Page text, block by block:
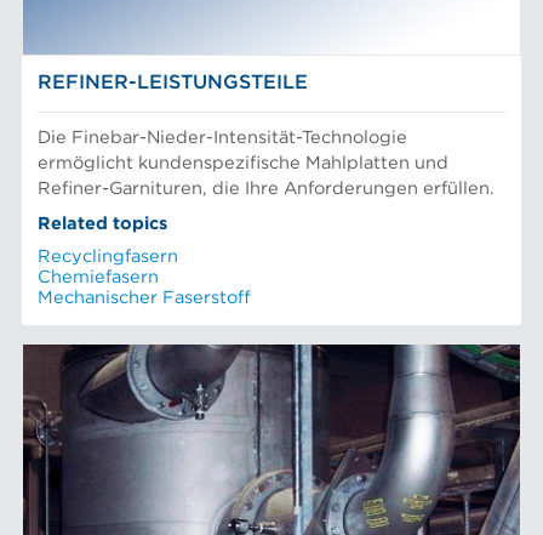
REFINER-LEISTUNGSTEILE
Die Finebar-Nieder-Intensität-Technologie
ermöglicht kundenspezifische Mahlplatten und
Refiner-Garnituren, die Ihre Anforderungen erfüllen.
Related topics
Recyclingfasern
Chemiefasern
Mechanischer Faserstoff